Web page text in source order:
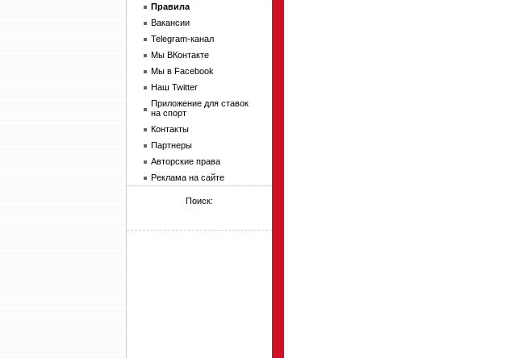
Правила
Вакансии
Telegram-канал
Мы ВКонтакте
Мы в Facebook
Наш Twitter
Приложение для ставок
на спорт
Контакты
Партнеры
Авторские права
Реклама на сайте
Поиск: